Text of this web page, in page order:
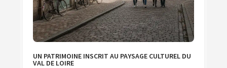
UN PATRIMOINE INSCRIT AU PAYSAGE CULTUREL DU
VAL DE LOIRE